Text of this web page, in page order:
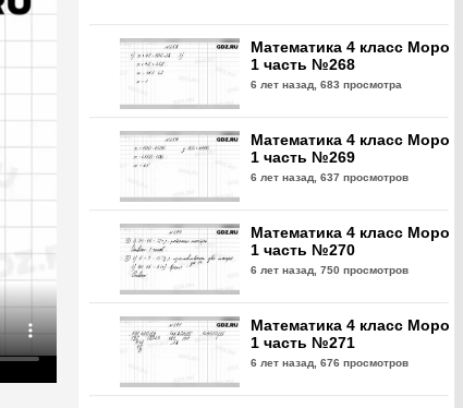
Математика 4 класс Моро
1 часть №268
6 лет назад, 683 просмотра
Математика 4 класс Моро
1 часть №269
6 лет назад, 637 просмотров
Математика 4 класс Моро
1 часть №270
6 лет назад, 750 просмотров
Математика 4 класс Моро
1 часть №271
6 лет назад, 676 просмотров